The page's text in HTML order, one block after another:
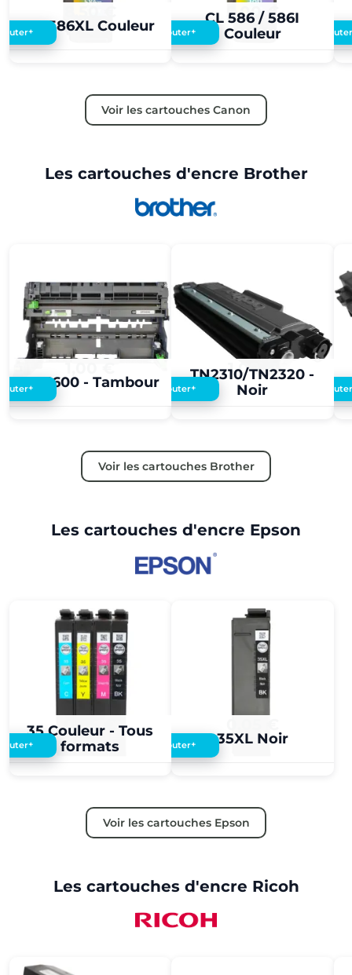
CL 586XL Couleur
+
CL 586 / 586I
Couleur
5,00 €
Ajouter+
Voir les cartouches Canon
Les cartouches d'encre Brother
DR3600 - Tambour
+
TN2310/TN2320 -
Noir
1,00 €
Ajouter+
Voir les cartouches Brother
Les cartouches d'encre Epson
35 Couleur - Tous
formats
0,05 €
+ 35XL Noir
Ajouter+
Voir les cartouches Epson
Les cartouches d'encre Ricoh